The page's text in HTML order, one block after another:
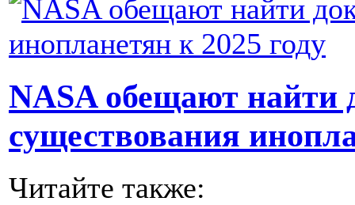
NASA обещают найти
существования
Читайте также: